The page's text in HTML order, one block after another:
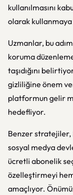
kullanılmasını
olarak
Uzmanlar, bu
koruma
taşıdığını
gizliliğine önem
platformun gelir
hedefliyor.
Benzer stratejiler,
sosyal medya
ücretli abonelik
özelleştirmeyi
amaçlıyor.